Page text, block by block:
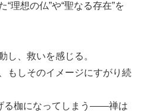
理想の仏”や“聖なる存在”を
し、救いを感じる。
もしそのイメージにすがり続
る枷になってしまう――禅は